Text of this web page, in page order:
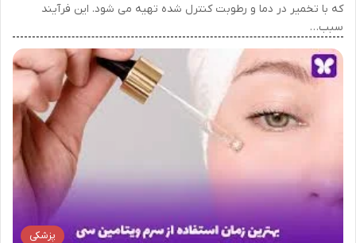
که با تخمیر در دما و رطوبت کنترل شده تهیه می شود. این فرآیند
سبب…
پزشکی